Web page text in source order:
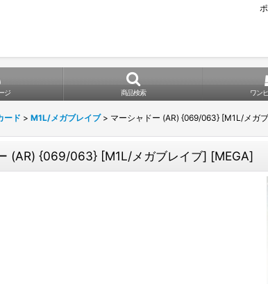
ジ 商品検索 ワン
ード > M1L/メガブレイブ > マーシャドー (AR) {069/063} [M1L/メガ
(AR) {069/063} [M1L/メガブレイブ] [MEGA]